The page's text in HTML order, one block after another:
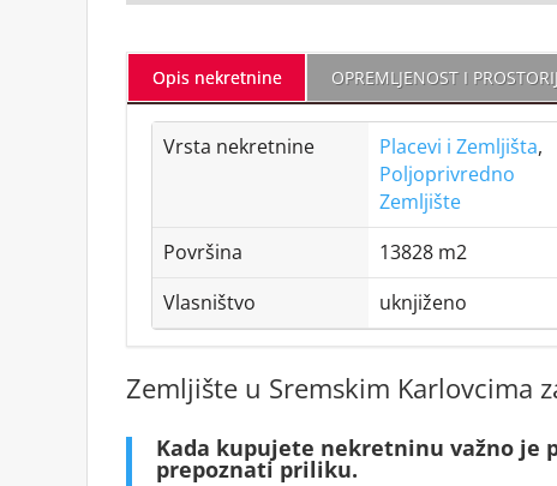
Opis nekretnine OPREMLJENOST I
Vrsta nekretnine Placevi i Zemljišta,
Poljoprivredno
Zemljište
Površina
13828 m2
Vlasništvo
uknjiženo
Zemljište u Sremskim Karlovcima
Kada kupujete nekretninu važno je
prepoznati priliku.